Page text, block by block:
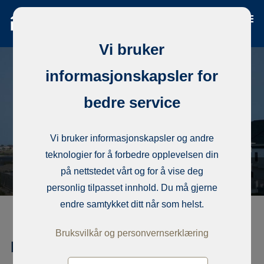
Enebolig, 5 bedrooms fully
Vi bruker
informasjonskapsler for
bedre service
Vi bruker informasjonskapsler og andre
teknologier for å forbedre opplevelsen din
på nettstedet vårt og for å vise deg
personlig tilpasset innhold. Du må gjerne
endre samtykket ditt når som helst.
Bruksvilkår og personvernserklæring